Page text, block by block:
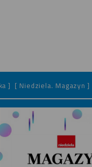
] [ Niedziela. Magazyn ]